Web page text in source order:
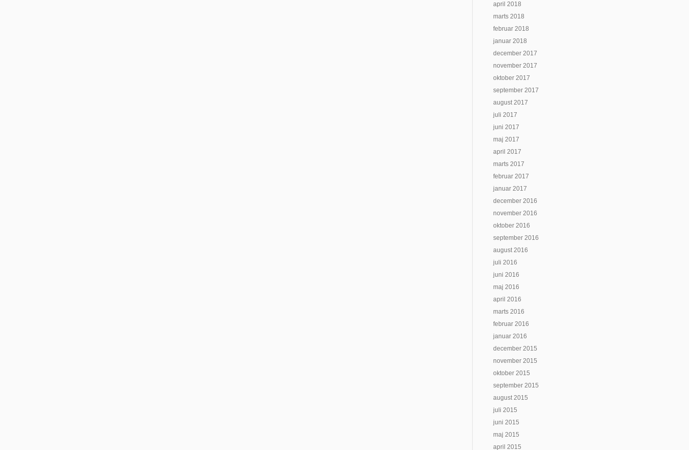
april 2018
marts 2018
februar 2018
januar 2018
december 2017
november 2017
oktober 2017
september 2017
august 2017
juli 2017
juni 2017
maj 2017
april 2017
marts 2017
februar 2017
januar 2017
december 2016
november 2016
oktober 2016
september 2016
august 2016
juli 2016
juni 2016
maj 2016
april 2016
marts 2016
februar 2016
januar 2016
december 2015
november 2015
oktober 2015
september 2015
august 2015
juli 2015
juni 2015
maj 2015
april 2015